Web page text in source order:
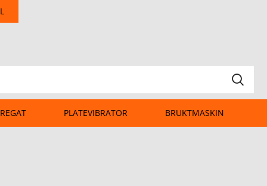
PLATEVIBRATOR BRUKTMASKIN